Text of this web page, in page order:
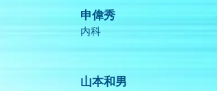
申偉秀
内科
山本和男